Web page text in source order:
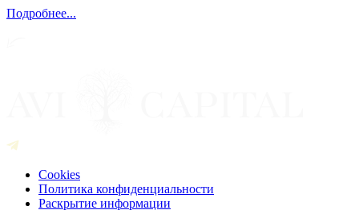
Подробнее...
Cookies
Политика конфиденциальности
Раскрытие информации